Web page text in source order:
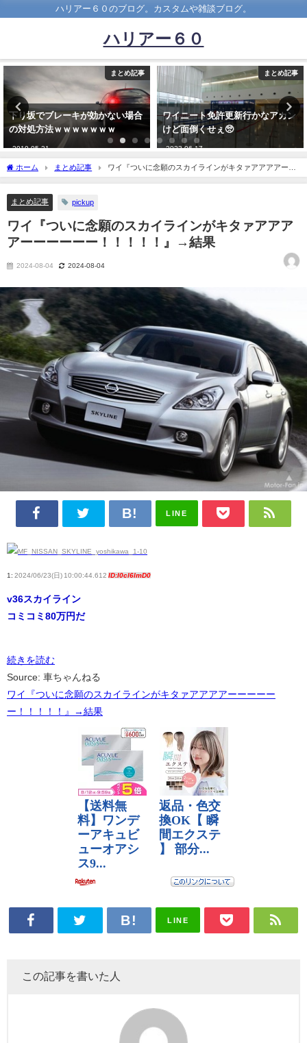
ハリアー６０のブログ。カスタムや雑談ブログ。
ハリアー６０
まとめ記事
ワイニート免許更新行かなアカン
けど面倒くせぇ🥺
2023-06-17
まとめ記事
【緊急】トヨタ車に詳しい人、ち
ょっと来てｗｗｗｗｗｗ
2025-06-01
ホーム まとめ記事
ワイ『ついに念願のスカイラインがキタァアアアアーー
ーーーー！！！！！』→結果
まとめ記事 pickup
ワイ『ついに念願のスカイラインがキタァアアア
アーーーーーー！！！！！』→結果
2024-08-04 2024-08-04
LINE
1: 2024/06/23(日) 10:00:44.612 ID:I0cl6lmD0
v36スカイライン
コミコミ80万円だ
続きを読む
Source: 車ちゃんねる
ワイ『ついに念願のスカイラインがキタァアアアアーーーーー
ー！！！！！』→結果
LINE
この記事を書いた人